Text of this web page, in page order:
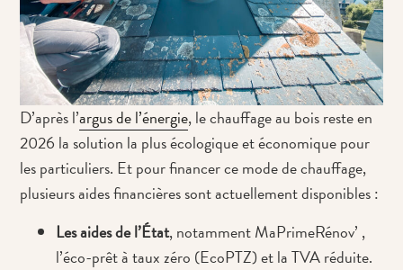
D’après l’argus de l’énergie, le chauffage au bois reste en
2026 la solution la plus écologique et économique pour
les particuliers. Et pour financer ce mode de chauffage,
plusieurs aides financières sont actuellement disponibles :
Les aides de l’État, notamment MaPrimeRénov’ ,
l’éco-prêt à taux zéro (EcoPTZ) et la TVA réduite.